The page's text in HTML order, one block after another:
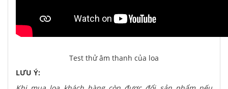
Test thử âm thanh của loa
LƯU Ý: